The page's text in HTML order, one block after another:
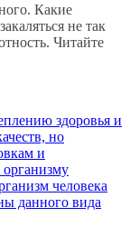
Какие
не так
Читайте
здоровья и
но
и
человека
данного вида